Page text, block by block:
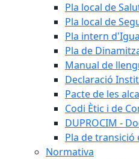
Pla local de
Pla local de
Pla intern
Pla de
Manual de
Declaració
Pacte de les
Codi Ètic i de
DUPROCIM -
Pla de
Normativa